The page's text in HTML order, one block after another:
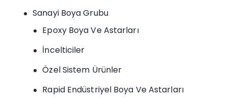
Sanayi Boya Grubu
Epoxy Boya Ve Astarları
İncelticiler
Özel Sistem Ürünler
Rapid Endüstriyel Boya Ve Astarları